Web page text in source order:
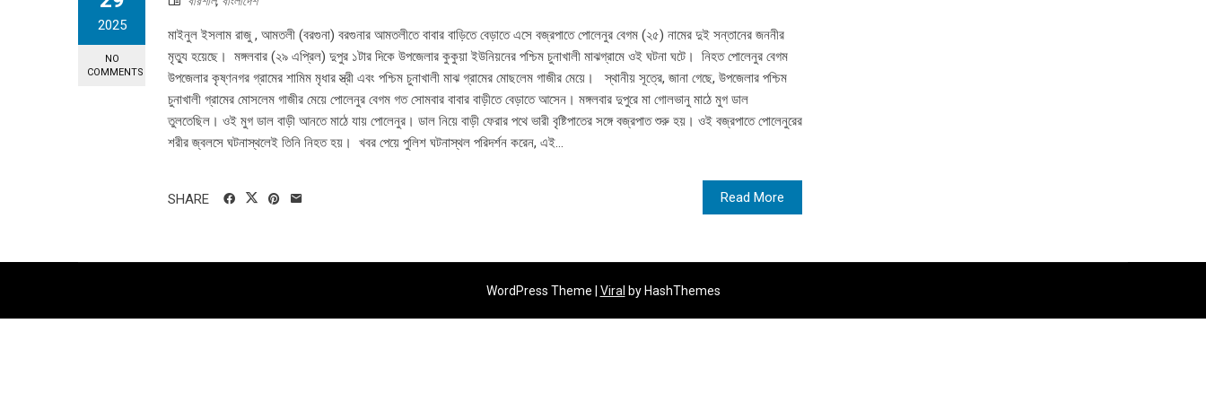
2025
NO
COMMENTS
মাইনুল ইসলাম রাজু , আমতলী (বরগুনা) বরগুনার আমতলীতে বাবার বাড়িতে বেড়াতে এসে বজ্রপাতে পোলেনুর বেগম (২৫) নামের দুই সন্তানের জননীর
মৃত্যু হয়েছে। মঙ্গলবার (২৯ এপ্রিল) দুপুর ১টার দিকে উপজেলার কুকুয়া ইউনিয়নের পশ্চিম চুনাখালী মাঝগ্রামে ওই ঘটনা ঘটে। নিহত পোলেনুর বেগম
উপজেলার কৃষ্ণনগর গ্রামের শামিম মৃধার স্ত্রী এবং পশ্চিম চুনাখালী মাঝ গ্রামের মোছলেম গাজীর মেয়ে। স্থানীয় সূত্রে, জানা গেছে, উপজেলার পশ্চিম
চুনাখালী গ্রামের মোসলেম গাজীর মেয়ে পোলেনুর বেগম গত সোমবার বাবার বাড়ীতে বেড়াতে আসেন। মঙ্গলবার দুপুরে মা গোলভানু মাঠে মুগ ডাল
তুলতেছিল। ওই মুগ ডাল বাড়ী আনতে মাঠে যায় পোলেনুর। ডাল নিয়ে বাড়ী ফেরার পথে ভারী বৃষ্টিপাতের সঙ্গে বজ্রপাত শুরু হয়। ওই বজ্রপাতে পোলেনুরের
শরীর জ্বলসে ঘটনাস্থলেই তিনি নিহত হয়। খবর পেয়ে পুলিশ ঘটনাস্থল পরিদর্শন করেন, এই...
Read More
SHARE
WordPress Theme | Viral by HashThemes